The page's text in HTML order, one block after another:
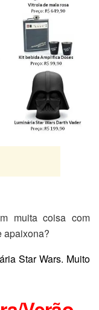
muita coisa com
apaixona?
Star Wars. Muito